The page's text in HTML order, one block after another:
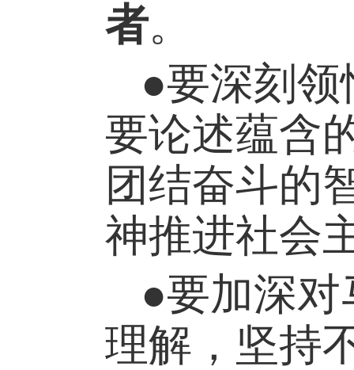
者。
●要深刻
要论述蕴含
团结奋斗的
神推进社会
●要加深
理解，坚持